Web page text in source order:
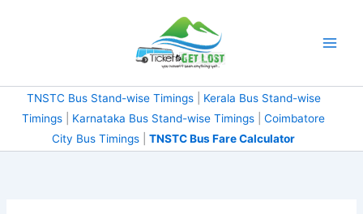
TNSTC Bus Stand-wise Timings| Kerala Bus Stand-wise
Timings
Karnataka Bus Stand-wise Timings
Coimbatore
City Bus Timings
TNSTC Bus Fare Calculator